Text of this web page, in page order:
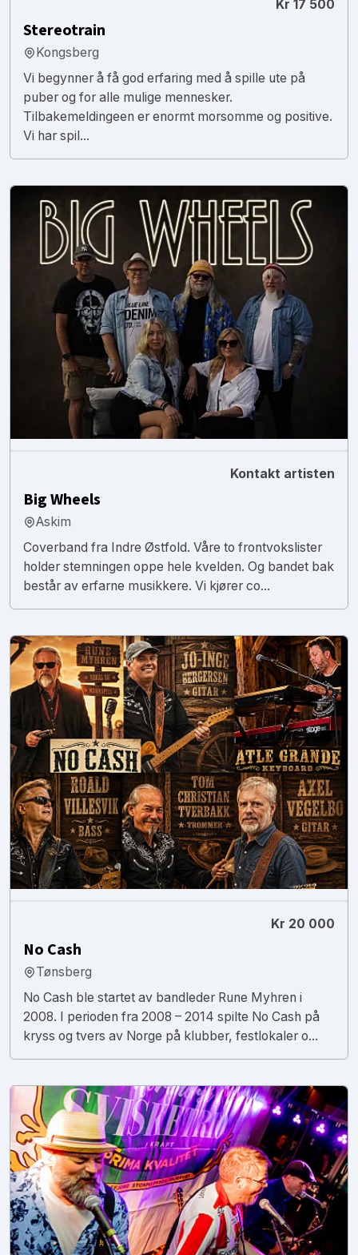
Kr 17 500
Stereotrain
Kongsberg
Vi begynner å få god erfaring med å spille ute på
puber og for alle mulige mennesker.
Tilbakemeldingeen er enormt morsomme og positive.
Vi har spil...
Kontakt artisten
Big Wheels
Askim
Coverband fra Indre Østfold. Våre to frontvokslister
holder stemningen oppe hele kvelden. Og bandet bak
består av erfarne musikkere. Vi kjører co...
Kr 20 000
No Cash
Tønsberg
No Cash ble startet av bandleder Rune Myhren i
2008. I perioden fra 2008 – 2014 spilte No Cash på
kryss og tvers av Norge på klubber, festlokaler o...